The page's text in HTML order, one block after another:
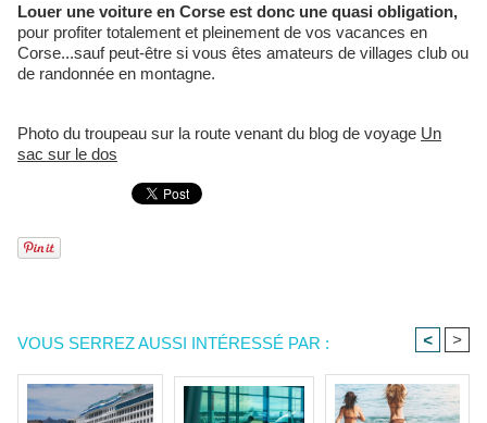
Louer une voiture en Corse est donc une quasi obligation,
pour profiter totalement et pleinement de vos vacances en
Corse...sauf peut-être si vous êtes amateurs de villages club ou
de randonnée en montagne.
Photo du troupeau sur la route venant du blog de voyage Un
sac sur le dos
VOUS SERREZ AUSSI INTÉRESSÉ PAR : < >